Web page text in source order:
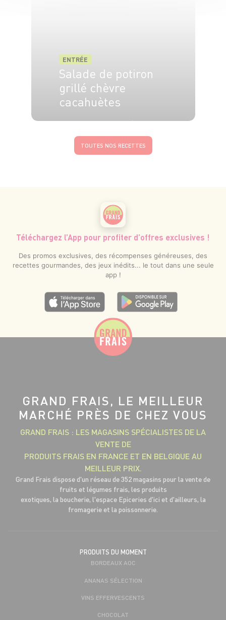
ENTRÉE
Salade de potiron
grillé chèvre
cacahuètes
TOUTES NOS RECETTES
Téléchargez l’App pour profiter d’offres exclusives !
Des promos exclusives, des récompenses généreuses, des
recettes gourmandes, des jeux inédits... le tout dans une seule
app !
GRAND FRAIS, LE MEILLEUR
MARCHÉ PRÈS DE CHEZ VOUS
GRAND FRAIS : LES MAGASINS SPÉCIALISTES DE LA
VENTE DE
PRODUITS FRAIS EN FRANCE ET EN BELGIQUE AU
MEILLEUR PRIX.
Grand Frais dispose d'un réseau de 352 magasins pour la vente de
fruits et légumes frais, les produits
exotiques, la boucherie, l'espace Epiceries d'ici et d'ailleurs, la
fromagerie et la poissonnerie.
PRODUITS DU MOMENT
BORDEAUX AOC
ANANAS SÉLECTION
VINS EFFERVESCENTS
CHOCOLAT